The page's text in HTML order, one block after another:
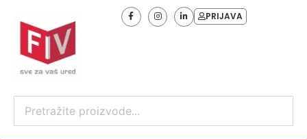
PRIJAVA